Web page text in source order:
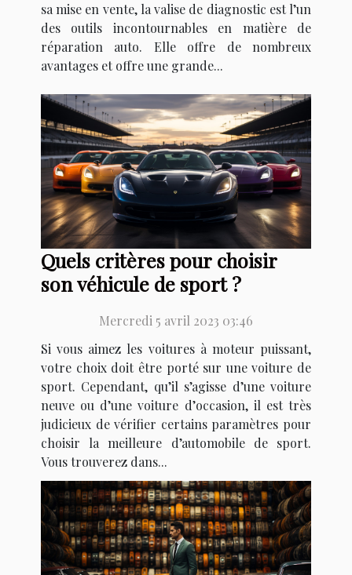
sa mise en vente, la valise de diagnostic est l’un
des outils incontournables en matière de
réparation auto. Elle offre de nombreux
avantages et offre une grande...
Quels critères pour choisir
son véhicule de sport ?
Mercredi 5 avril 2023 03:46
Si vous aimez les voitures à moteur puissant,
votre choix doit être porté sur une voiture de
sport. Cependant, qu’il s’agisse d’une voiture
neuve ou d’une voiture d’occasion, il est très
judicieux de vérifier certains paramètres pour
choisir la meilleure d’automobile de sport.
Vous trouverez dans...